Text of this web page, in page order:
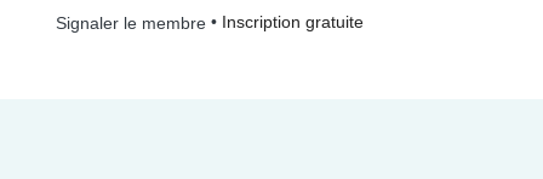
Signaler le membre• Inscription gratuite